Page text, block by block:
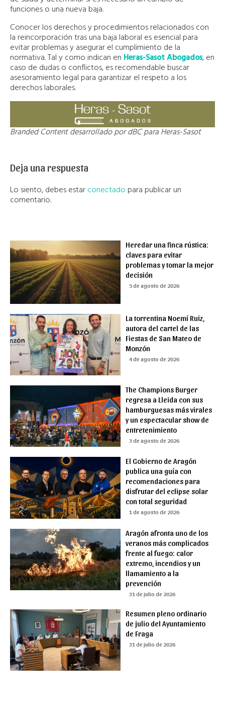
funciones o una nueva baja.
Conocer los derechos y procedimientos relacionados con
la reincorporación tras una baja laboral es esencial para
evitar problemas y asegurar el cumplimiento de la
normativa. Tal y como indican en Heras-Sasot Abogados, en
caso de dudas o conflictos, es recomendable buscar
asesoramiento legal para garantizar el respeto a los
derechos laborales.
Branded Content desarrollado por dBC para Heras-Sasot
Deja una respuesta
Lo siento, debes estarconectado para publicar un
comentario.
Heredar una finca rústica:
claves para evitar
problemas y tomar la mejor
decisión
5 de agosto de 2026
La torrentina Noemí Ruiz,
autora del cartel de las
Fiestas de San Mateo de
Monzón
4 de agosto de 2026
The Champions Burger
regresa a Lleida con sus
hamburguesas más virales
y un espectacular show de
entretenimiento
3 de agosto de 2026
El Gobierno de Aragón
publica una guía con
recomendaciones para
disfrutar del eclipse solar
con total seguridad
1 de agosto de 2026
Aragón afronta uno de los
veranos más complicados
frente al fuego: calor
extremo, incendios y un
llamamiento a la
prevención
31 de julio de 2026
Resumen pleno ordinario
de julio del Ayuntamiento
de Fraga
31 de julio de 2026